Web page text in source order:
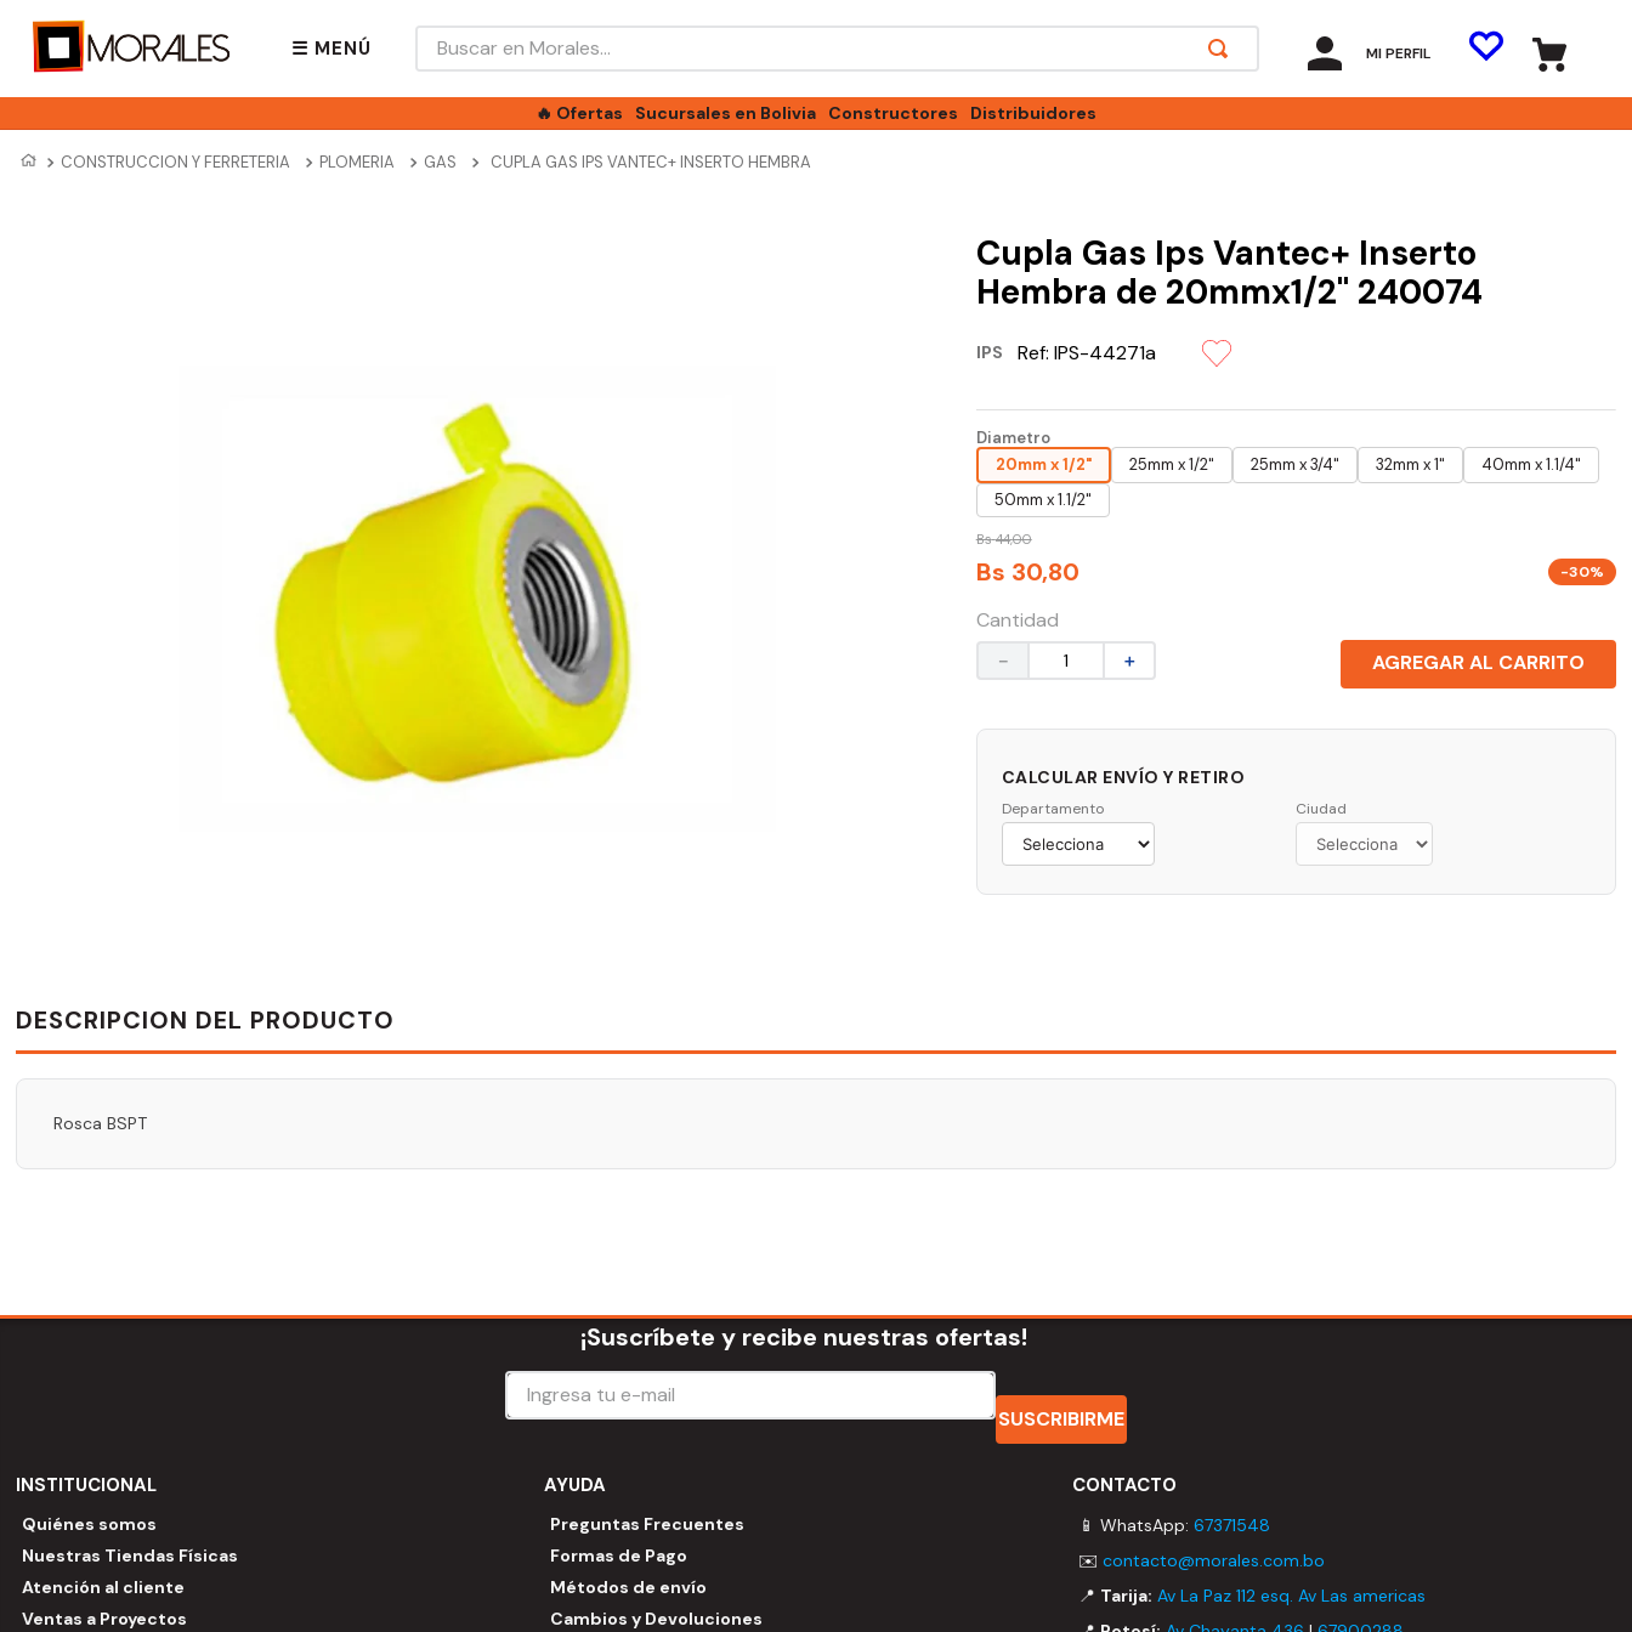
☰ MENÚ
Buscar en Morales...
MI PERFIL
🔥 Ofertas Sucursales en Bolivia Constructores Distribuidores
CONSTRUCCION Y FERRETERIA PLOMERIA GAS CUPLA GAS IPS VANTEC+ INSERTO HEMBRA
Cupla Gas Ips Vantec+ Inserto
Hembra de 20mmx1/2" 240074
IPS Ref: IPS-44271a
Diametro
20mm x 1/2"
25mm x 1/2" 25mm x 3/4" 32mm x 1"
40mm x 1.1/4"
50mm x 1.1/2"
Bs 44,00
Bs 30,80 -30%
Cantidad
＋
－ AGREGAR AL CARRITO
CALCULAR ENVÍO Y RETIRO
Departamento Ciudad
DESCRIPCION DEL PRODUCTO
Rosca BSPT
¡Suscríbete y recibe nuestras ofertas!
SUSCRIBIRME
INSTITUCIONAL
Quiénes somos
Nuestras Tiendas Físicas
Atención al cliente
Ventas a Proyectos
AYUDA
Preguntas Frecuentes
Formas de Pago
Métodos de envío
Cambios y Devoluciones
CONTACTO
📱 WhatsApp: 67371548
✉️ contacto@morales.com.bo
📍 Tarija: Av La Paz 112 esq. Av Las americas